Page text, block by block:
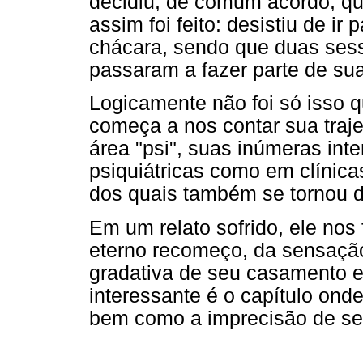
assim foi feito: desistiu de ir
chácara, sendo que duas
passaram a fazer parte de
Logicamente não foi só isso
começa a nos contar sua
área "psi", suas inúmeras
psiquiátricas como em
dos quais também se tornou
Em um relato sofrido, ele
eterno recomeço, da
gradativa de seu casamento
interessante é o capítulo
bem como a imprecisão de